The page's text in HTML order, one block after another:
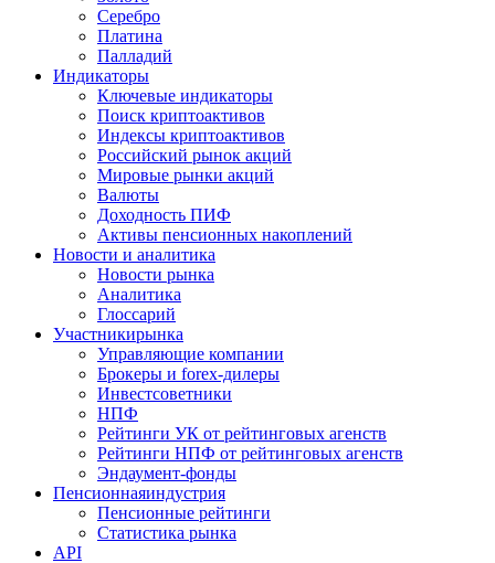
Серебро
Платина
Палладий
Индикаторы
Ключевые индикаторы
Поиск криптоактивов
Индексы криптоактивов
Российский рынок акций
Мировые рынки акций
Валюты
Доходность ПИФ
Активы пенсионных накоплений
Новости и аналитика
Новости рынка
Аналитика
Глоссарий
Участникирынка
Управляющие компании
Брокеры и forex-дилеры
Инвестсоветники
НПФ
Рейтинги УК от рейтинговых агенств
Рейтинги НПФ от рейтинговых агенств
Эндаумент-фонды
Пенсионнаяиндустрия
Пенсионные рейтинги
Статистика рынка
API